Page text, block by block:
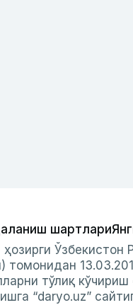
шартлари
Ўзбекистон
тўлиқ
“daryo.uz”